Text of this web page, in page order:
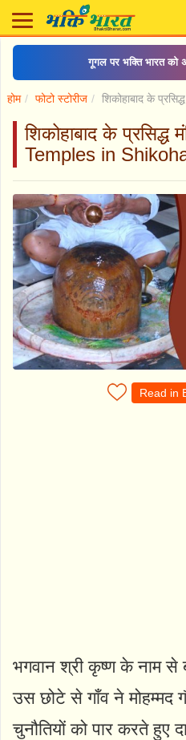
गूगल पर भक्ति भारत को
होम फोटो स्टोरीज शिकोहाबाद के
शिकोहाबाद के प्रसिद्ध
Temples in
Read in
भगवान श्री कृष्ण के नाम
उस छोटे से गाँव ने मोहम्मद
चुनौतियों को पार करते हुए